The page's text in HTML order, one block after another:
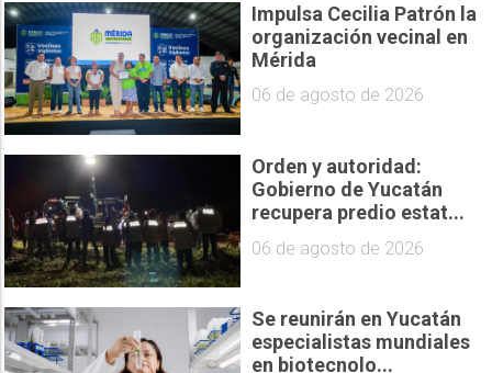
Impulsa Cecilia Patrón la
organización vecinal en
Mérida
06 de agosto de 2026
Orden y autoridad:
Gobierno de Yucatán
recupera predio estat...
06 de agosto de 2026
Se reunirán en Yucatán
especialistas mundiales
en biotecnolo...